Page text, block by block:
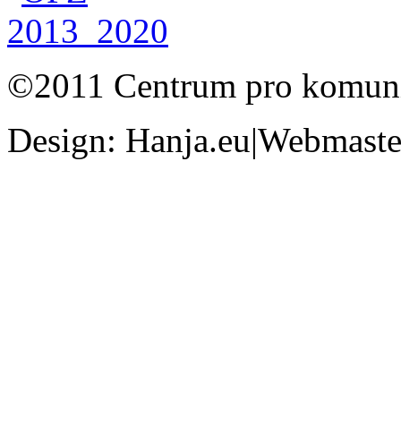
©2011 Centrum pro
Design: